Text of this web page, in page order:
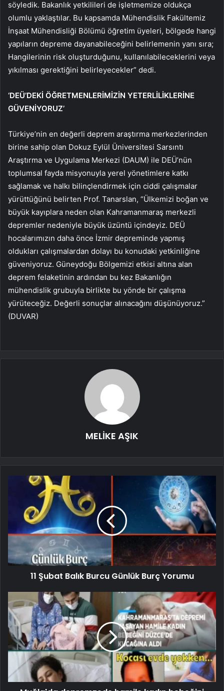
söyledik. Bakanlık yetkilileri de işletmemize oldukça
olumlu yaklaştılar. Bu kapsamda Mühendislik Fakültemiz
İnşaat Mühendisliği Bölümü öğretim üyeleri, bölgede hangi
yapıların depreme dayanabileceğini belirlemenin yanı sıra;
Hangilerinin risk oluşturduğunu, kullanılabileceklerini veya
yıkılması gerektiğini belirleyecekler” dedi.
‘DEÜ’DEKİ ÖĞRETMENLERİMİZİN YETERLİLİKLERİNE
GÜVENİYORUZ’
Türkiye’nin en değerli deprem araştırma merkezlerinden
birine sahip olan Dokuz Eylül Üniversitesi Sarsıntı
Araştırma ve Uygulama Merkezi (DAUM) ile DEÜ’nün
toplumsal fayda misyonuyla yerel yönetimlere katkı
sağlamak ve halkı bilinçlendirmek için ciddi çalışmalar
yürüttüğünü belirten Prof. Tanarslan, “Ülkemizi boğan ve
büyük kayıplara neden olan Kahramanmaraş merkezli
depremler nedeniyle büyük üzüntü içindeyiz. DEÜ
hocalarımızın daha önce İzmir depreminde yapmış
oldukları çalışmalardan dolayı bu konudaki yetkinliğine
güveniyoruz. Güneydoğu Bölgemizi etkisi altına alan
deprem felaketinin ardından bu kez Bakanlığın
mühendislik grubuyla birlikte bu yönde bir çalışma
yürüteceğiz. Değerli sonuçlar alınacağını düşünüyoruz.”
(DUVAR)
MELİKE AŞIK
11 Şubat Balık Burcu Günlük Burç Yorumu